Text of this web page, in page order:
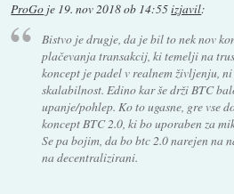
ProGo je 19. nov 2018 ob 14:55izjavil:
Bistvo je drugje, da je bil to nek nov
plačevanja transakcij, ki temelji na
koncept je padel v realnem življenju,
skalabilnost. Edino kar še drži BTC
upanje/pohlep. Ko to ugasne, gre vse
koncept BTC 2.0, ki bo uporaben za
Se pa bojim, da bo btc 2.0 narejen na
na decentralizirani.